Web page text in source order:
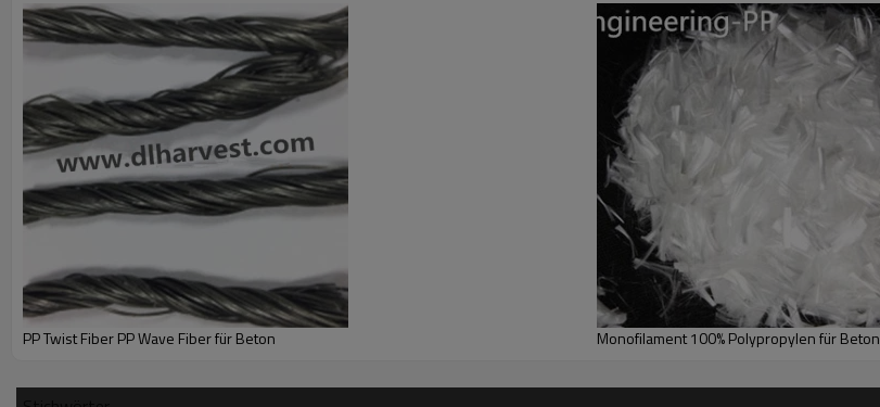
PP Twist Fiber PP Wave Fiber für Beton Monofilament 100% Polypropylen für Beton